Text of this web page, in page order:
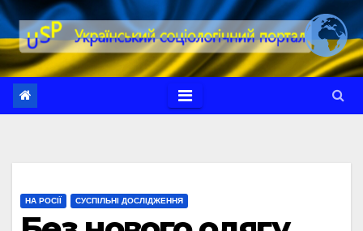
Перейти
до
вмісту
НА РОСІЇ СУСПІЛЬНІ ДОСЛІДЖЕННЯ